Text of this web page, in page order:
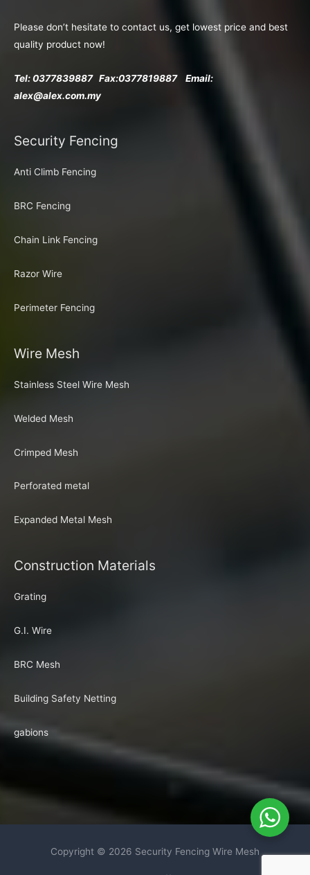
Please don’t hesitate to contact us, get lowest price and best
quality product now!
Tel: 0377839887 Fax:0377819887 Email:
alex@alex.com.my
Security Fencing
Anti Climb Fencing
BRC Fencing
Chain Link Fencing
Razor Wire
Perimeter Fencing
Wire Mesh
Stainless Steel Wire Mesh
Welded Mesh
Crimped Mesh
Perforated metal
Expanded Metal Mesh
Construction Materials
Grating
G.I. Wire
BRC Mesh
Building Safety Netting
gabions
Copyright © 2026 Security Fencing Wire Mesh